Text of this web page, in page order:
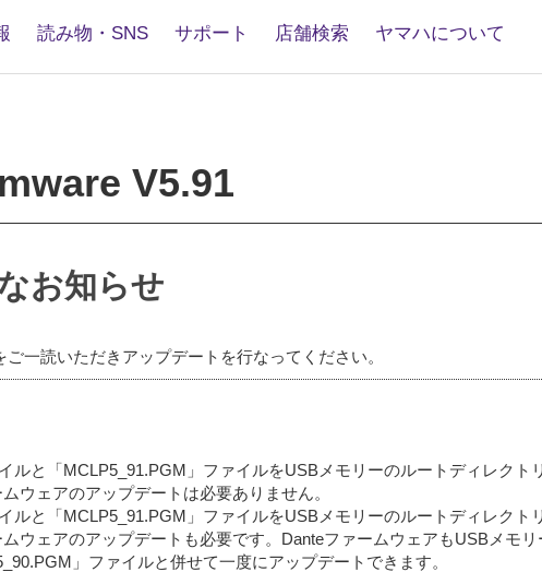
読み物・SNS サポート 店舗検索 ヤマハについて
V5.91
お知らせ
一読いただきアップデートを行なってください。
と「MCLP5_91.PGM」ファイルをUSBメモリーのルートディレクト
ウェアのアップデートは必要ありません。
と「MCLP5_91.PGM」ファイルをUSBメモリーのルートディレクト
ウェアのアップデートも必要です。DanteファームウェアもUSBメモリ
」ファイルと併せて一度にアップデートできます。